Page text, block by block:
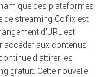
des plateformes
de streaming Coflix est
d’URL est
accéder aux contenus
d’attirer les
gratuit. Cette nouvelle